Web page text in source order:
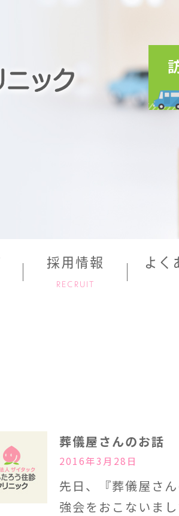
採用情報
RECRUIT
よく
葬儀屋さんのお話
2016年3月28日
先日、『葬儀屋さ
強会をおこないま